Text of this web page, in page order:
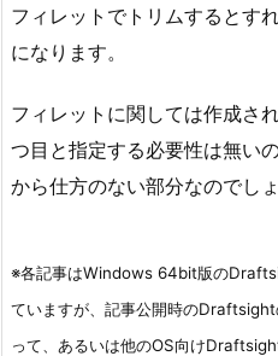
フィレットでトリムするとす
になります。
フィレットに関しては作成さ
つ目と指定する必要性は無い
から仕方のない部分なのでしょ
※各記事はWindows 64bit版の
ていますが、記事公開時のDraftsight
って、あるいは他のOS向け